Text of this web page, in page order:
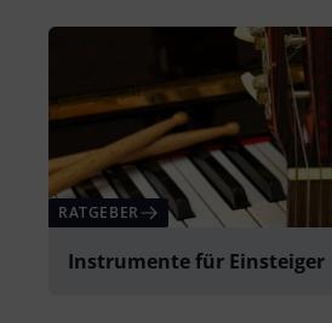
RATGEBER
Instrumente für Einsteiger